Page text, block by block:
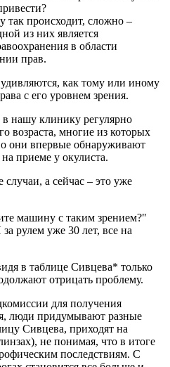
так происходит, сложно –
из них является
в области
прав.
как тому или иному
с его уровнем зрения.
нашу клинику регулярно
возраста, многие из которых
они впервые обнаруживают
приеме у окулиста.
а сейчас – это уже
машину с таким зрением?"
рулем уже 30 лет, все на
в таблице Сивцева* только
отрицать проблему.
для получения
люди придумывают разные
Сивцева, приходят на
не понимая, что в итоге
последствиям. С